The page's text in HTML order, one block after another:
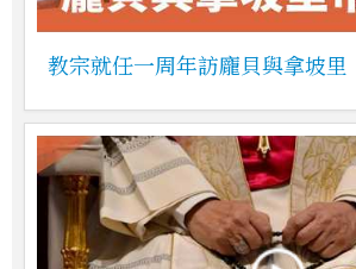
教宗就任一周年訪龐貝與拿坡里